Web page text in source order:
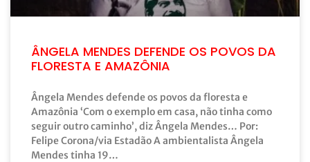
ÂNGELA MENDES DEFENDE OS POVOS DA
FLORESTA E AMAZÔNIA
Ângela Mendes defende os povos da floresta e
Amazônia ‘Com o exemplo em casa, não tinha como
seguir outro caminho’, diz Ângela Mendes… Por:
Felipe Corona/via Estadão A ambientalista Ângela
Mendes tinha 19…